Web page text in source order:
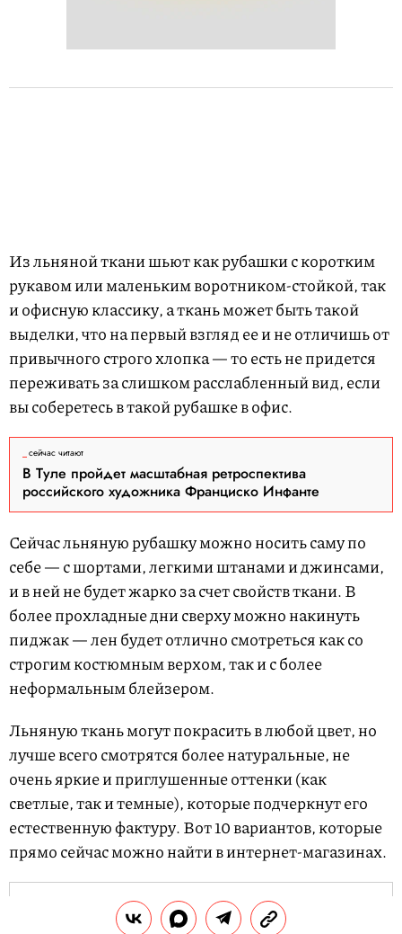
Из льняной ткани шьют как рубашки с коротким
рукавом или маленьким воротником-стойкой, так
и офисную классику, а ткань может быть такой
выделки, что на первый взгляд ее и не отличишь от
привычного строго хлопка — то есть не придется
переживать за слишком расслабленный вид, если
вы соберетесь в такой рубашке в офис.
сейчас читают
В Туле пройдет масштабная ретроспектива
российского художника Франциско Инфанте
Сейчас льняную рубашку можно носить саму по
себе — с шортами, легкими штанами и джинсами,
и в ней не будет жарко за счет свойств ткани. В
более прохладные дни сверху можно накинуть
пиджак — лен будет отлично смотреться как со
строгим костюмным верхом, так и с более
неформальным блейзером.
Льняную ткань могут покрасить в любой цвет, но
лучше всего смотрятся более натуральные, не
очень яркие и приглушенные оттенки (как
светлые, так и темные), которые подчеркнут его
естественную фактуру. Вот 10 вариантов, которые
прямо сейчас можно найти в интернет-магазинах.